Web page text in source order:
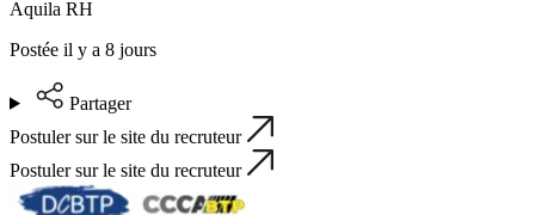
Aquila RH
Postée il y a 8 jours
Partager
Postuler sur le site du recruteur
Postuler sur le site du recruteur